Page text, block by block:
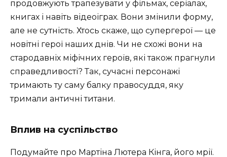
продовжують трапезувати у фільмах, серіалах,
книгах і навіть відеоіграх. Вони змінили форму,
але не сутність. Хтось скаже, що супергерої — це
новітні герої наших днів. Чи не схожі вони на
стародавніх міфічних героїв, які також прагнули
справедливості? Так, сучасні персонажі
тримають ту саму балку правосуддя, яку
тримали античні титани.
Вплив на суспільство
Подумайте про Мартіна Лютера Кінга, його мрії.